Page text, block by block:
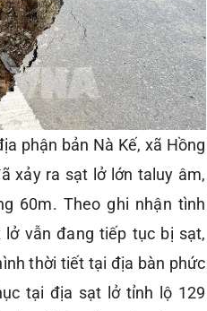
phận bản Nà Kế, xã Hồng
xảy ra sạt lở lớn taluy âm,
60m. Theo ghi nhận tình
vẫn đang tiếp tục bị sạt,
thời tiết tại địa bàn phức
tại địa sạt lở tỉnh lộ 129